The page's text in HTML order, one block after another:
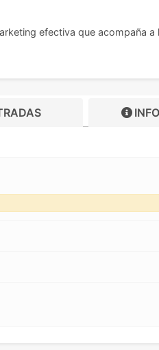
efectiva que acompaña a